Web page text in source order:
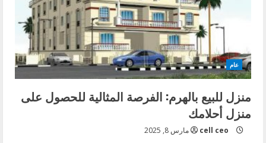
عام
منزل للبيع بالهرم: الفرصة المثالية للحصول على
منزل أحلامك
cell ceo مارس 8, 2025